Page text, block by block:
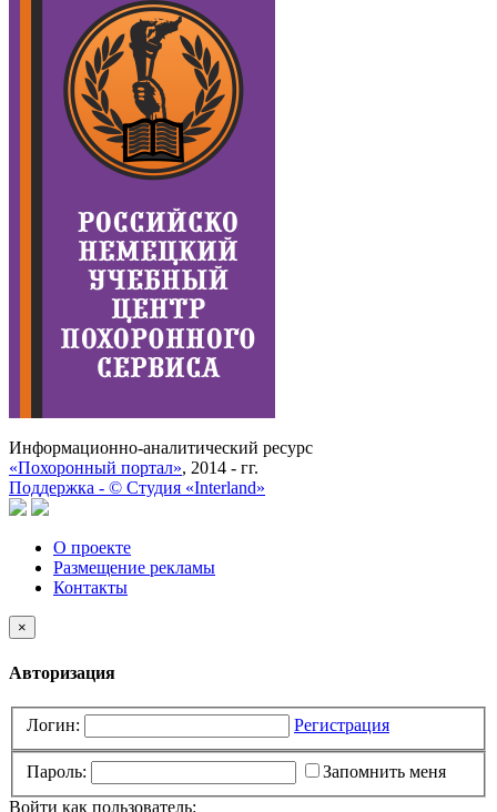
Информационно-аналитический ресурс
«Похоронный портал», 2014 - гг.
Поддержка - © Cтудия «Interland»
О проекте
Размещение рекламы
Контакты
×
Авторизация
Логин: Регистрация
Пароль:
Запомнить меня
Войти как пользователь: